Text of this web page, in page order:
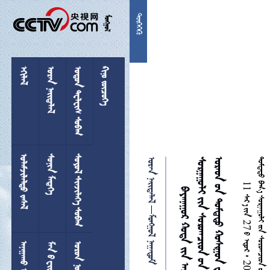


 
 
 
 
  
  
 
 

  